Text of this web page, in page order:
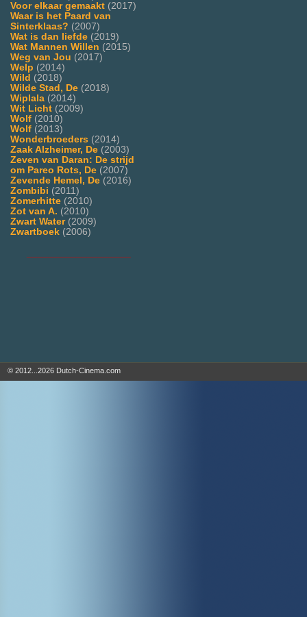
Voor elkaar gemaakt (2017)
Waar is het Paard van
Sinterklaas? (2007)
Wat is dan liefde (2019)
Wat Mannen Willen (2015)
Weg van Jou (2017)
Welp (2014)
Wild (2018)
Wilde Stad, De (2018)
Wiplala (2014)
Wit Licht (2009)
Wolf (2010)
Wolf (2013)
Wonderbroeders (2014)
Zaak Alzheimer, De (2003)
Zeven van Daran: De strijd
om Pareo Rots, De (2007)
Zevende Hemel, De (2016)
Zombibi (2011)
Zomerhitte (2010)
Zot van A. (2010)
Zwart Water(2009)
Zwartboek (2006)
© 2012...2026 Dutch-Cinema.com